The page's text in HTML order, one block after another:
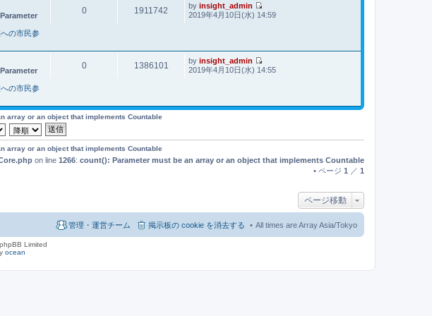
の市民参
0 1911742 by insight_admin
最
2019年4月10日(水) 14:59
の市民参
0 1386101 by insight_admin
最
2019年4月10日(水) 14:55
array or an object that implements Countable
array or an object that implements Countable
on line 1266: count(): Parameter must be an array or an object that implements Countable
• ページ 1 ／ 1
ページ移動
All times are Array Asia/Tokyo
掲示板の cookie を消去する
管理・運営チーム
Limited
ocean